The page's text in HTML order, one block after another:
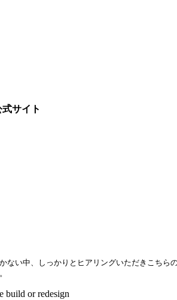
サイト
ない中、しっかりとヒアリングいただきこち
build or redesign